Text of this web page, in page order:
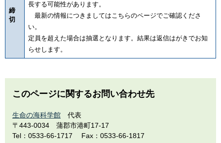
締
切
長する可能性があります。
最新の情報につきましてはこちらのページでご確認くださ
い。
定員を超えた場合は抽選となります。結果は返信はがきでお知
らせします。
このページに関するお問い合わせ先
生命の海科学館
代表
〒443-0034
蒲郡市港町17-17
Tel：0533-66-1717
Fax：0533-66-1817